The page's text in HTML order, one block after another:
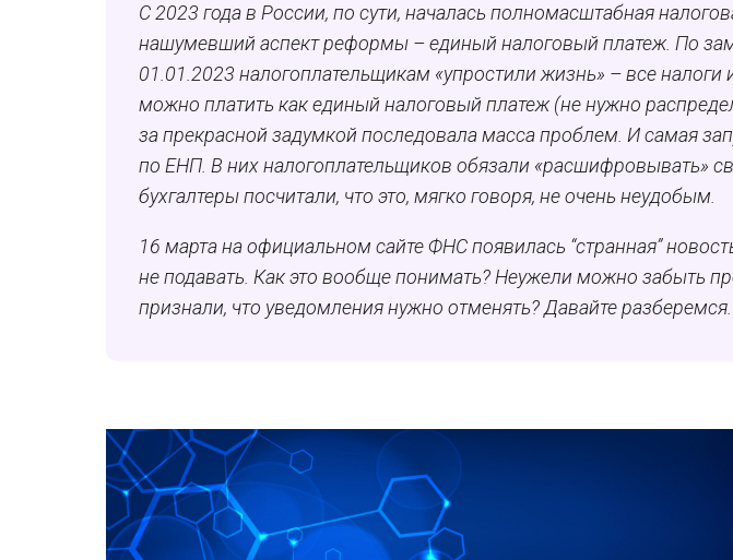
С 2023 года в России, по сути, началась полномасштабная
нашумевший аспект реформы – единый налоговый платеж. По
01.01.2023 налогоплательщикам «упростили жизнь» – все налоги
можно платить как единый налоговый платеж (не нужно
за прекрасной задумкой последовала масса проблем. И самая
по ЕНП. В них налогоплательщиков обязали «расшифровывать»
бухгалтеры посчитали, что это, мягко говоря, не очень неудобым.
16 марта на официальном сайте ФНС появилась “странная”
не подавать. Как это вообще понимать? Неужели можно забыть
признали, что уведомления нужно отменять? Давайте разберемся.